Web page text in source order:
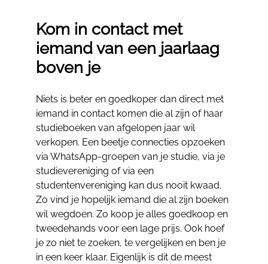
Kom in contact met
iemand van een jaarlaag
boven je
Niets is beter en goedkoper dan direct met
iemand in contact komen die al zijn of haar
studieboeken van afgelopen jaar wil
verkopen. Een beetje connecties opzoeken
via WhatsApp-groepen van je studie, via je
studievereniging of via een
studentenvereniging kan dus nooit kwaad.
Zo vind je hopelijk iemand die al zijn boeken
wil wegdoen. Zo koop je alles goedkoop en
tweedehands voor een lage prijs. Ook hoef
je zo niet te zoeken, te vergelijken en ben je
in een keer klaar. Eigenlijk is dit de meest